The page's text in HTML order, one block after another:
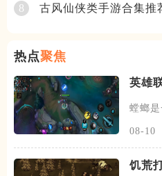
8 古风仙侠类手游合集推
热点聚焦
英雄
螳螂
08-10
饥荒